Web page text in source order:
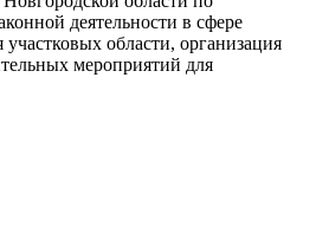
деятельности в сфере
области, организация
мероприятий для